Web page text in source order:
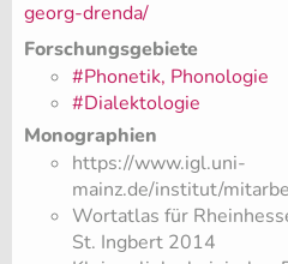
georg-drenda/
Forschungsgebiete
#Phonetik, Phonologie
#Dialektologie
Monographien
https://www.igl.uni-
mainz.de/institut/
​Wortatlas für
St. Ingbert 2014